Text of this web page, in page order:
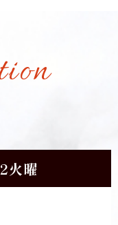
火曜